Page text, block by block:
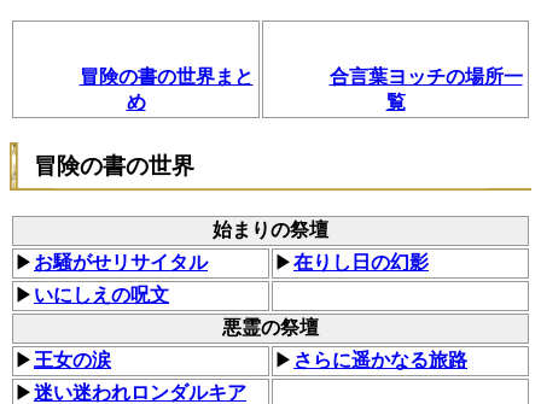
冒険の書の世界まと
め
合言葉ヨッチの場所一
覧
冒険の書の世界
始まりの祭壇
▶ お騒がせリサイタル ▶在りし日の幻影
▶ いにしえの呪文
悪霊の祭壇
▶ 王女の涙 ▶ さらに遥かなる旅路
▶迷い迷われロンダルキア